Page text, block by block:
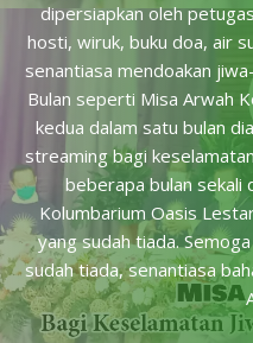
dipersiapkan oleh
hosti, wiruk, buku doa, air
senantiasa mendoakan
Bulan seperti Misa Arwah
kedua dalam satu bulan
streaming bagi
beberapa bulan sekali
Kolumbarium Oasis
yang sudah tiada.
sudah tiada, senantiasa